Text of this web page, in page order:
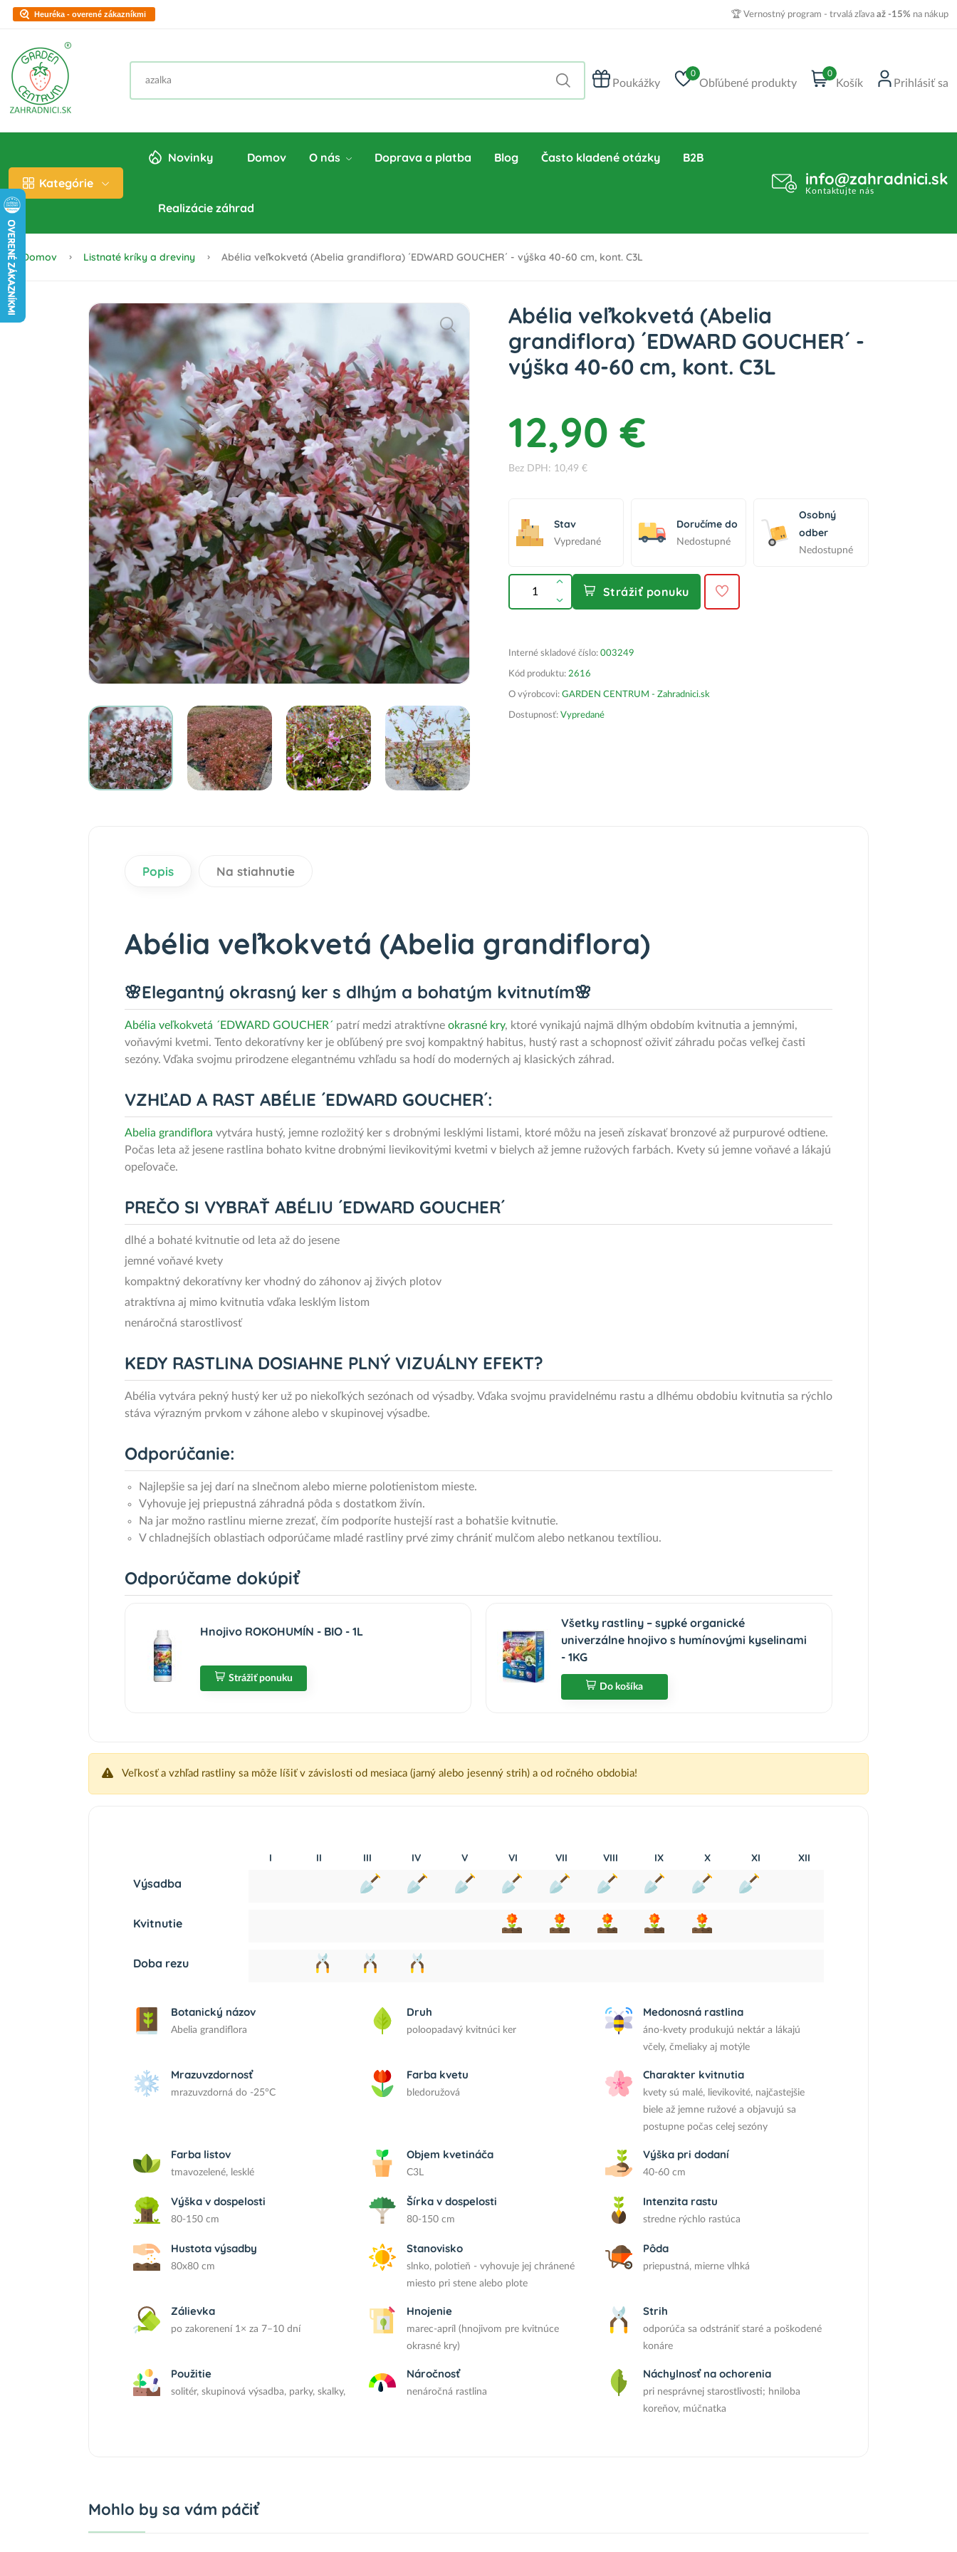
Heuréka - overené zákazníkmi 🏆 Vernostný program - trvalá zľava až -15% na nákup
Poukážky
0
Obľúbené produkty
0
Košík Prihlásiť sa
Kategórie
Novinky Domov O nás Doprava a platba Blog Často kladené otázky B2B
Realizácie záhrad
info@zahradnici.sk
Kontaktujte nás
Domov Listnaté kríky a dreviny Abélia veľkokvetá (Abelia grandiflora) ´EDWARD GOUCHER´ - výška 40-60 cm, kont. C3L
Abélia veľkokvetá (Abelia
grandiflora) ´EDWARD GOUCHER´ -
výška 40-60 cm, kont. C3L
12,90 €
Bez DPH: 10,49 €
Stav
Vypredané
Doručíme do
Nedostupné
Osobný
odber
Nedostupné
Strážiť ponuku
Interné skladové číslo: 003249
Kód produktu: 2616
O výrobcovi: GARDEN CENTRUM - Zahradnici.sk
Dostupnosť: Vypredané
Popis Na stiahnutie
Abélia veľkokvetá (Abelia grandiflora)
🌸Elegantný okrasný ker s dlhým a bohatým kvitnutím🌸
Abélia veľkokvetá ´EDWARD GOUCHER´ patrí medzi atraktívne okrasné kry, ktoré vynikajú najmä dlhým obdobím kvitnutia a jemnými,
voňavými kvetmi. Tento dekoratívny ker je obľúbený pre svoj kompaktný habitus, hustý rast a schopnosť oživiť záhradu počas veľkej časti
sezóny. Vďaka svojmu prirodzene elegantnému vzhľadu sa hodí do moderných aj klasických záhrad.
VZHĽAD A RAST ABÉLIE ´EDWARD GOUCHER´:
Abelia grandiflora vytvára hustý, jemne rozložitý ker s drobnými lesklými listami, ktoré môžu na jeseň získavať bronzové až purpurové odtiene.
Počas leta až jesene rastlina bohato kvitne drobnými lievikovitými kvetmi v bielych až jemne ružových farbách. Kvety sú jemne voňavé a lákajú
opeľovače.
PREČO SI VYBRAŤ ABÉLIU ´EDWARD GOUCHER´
dlhé a bohaté kvitnutie od leta až do jesene
jemné voňavé kvety
kompaktný dekoratívny ker vhodný do záhonov aj živých plotov
atraktívna aj mimo kvitnutia vďaka lesklým listom
nenáročná starostlivosť
KEDY RASTLINA DOSIAHNE PLNÝ VIZUÁLNY EFEKT?
Abélia vytvára pekný hustý ker už po niekoľkých sezónach od výsadby. Vďaka svojmu pravidelnému rastu a dlhému obdobiu kvitnutia sa rýchlo
stáva výrazným prvkom v záhone alebo v skupinovej výsadbe.
Odporúčanie:
Najlepšie sa jej darí na slnečnom alebo mierne polotienistom mieste.
Vyhovuje jej priepustná záhradná pôda s dostatkom živín.
Na jar možno rastlinu mierne zrezať, čím podporíte hustejší rast a bohatšie kvitnutie.
V chladnejších oblastiach odporúčame mladé rastliny prvé zimy chrániť mulčom alebo netkanou textíliou.
Odporúčame dokúpiť
Hnojivo ROKOHUMÍN - BIO - 1L
Strážiť ponuku
Všetky rastliny – sypké organické
univerzálne hnojivo s humínovými kyselinami
- 1KG
Do košíka
Veľkosť a vzhľad rastliny sa môže líšiť v závislosti od mesiaca (jarný alebo jesenný strih) a od ročného obdobia!
I II III IV V VI VII VIII IX X XI XII
Výsadba
Kvitnutie
Doba rezu
Botanický názov
Abelia grandiflora
Druh
poloopadavý kvitnúci ker
Medonosná rastlina
áno-kvety produkujú nektár a lákajú
včely, čmeliaky aj motýle
Mrazuvzdornosť
mrazuvzdorná do -25°C
Farba kvetu
bledoružová
Charakter kvitnutia
kvety sú malé, lievikovité, najčastejšie
biele až jemne ružové a objavujú sa
postupne počas celej sezóny
Farba listov
tmavozelené, lesklé
Objem kvetináča
C3L
Výška pri dodaní
40-60 cm
Výška v dospelosti
80-150 cm
Šírka v dospelosti
80-150 cm
Intenzita rastu
stredne rýchlo rastúca
Hustota výsadby
80x80 cm
Stanovisko
slnko, polotieň - vyhovuje jej chránené
miesto pri stene alebo plote
Pôda
priepustná, mierne vlhká
Zálievka
po zakorenení 1× za 7–10 dní
Hnojenie
marec-apríl (hnojivom pre kvitnúce
okrasné kry)
Strih
odporúča sa odstrániť staré a poškodené
konáre
Použitie
solitér, skupinová výsadba, parky, skalky,
Náročnosť
nenáročná rastlina
Náchylnosť na ochorenia
pri nesprávnej starostlivosti; hniloba
koreňov, múčnatka
Mohlo by sa vám páčiť